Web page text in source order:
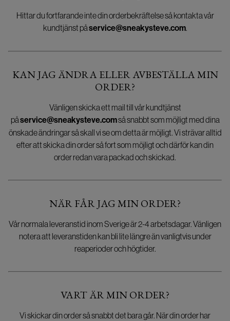
Hittar du fortfarande inte din orderbekräftelse så kontakta vår
kundtjänst påservice@sneakysteve.com.
KAN JAG ÄNDRA ELLER AVBESTÄLLA MIN
ORDER?
Vänligen skicka ett mail till vår kundtjänst
påservice@sneakysteve.comså snabbt som möjligt med dina
önskade ändringar så skall vi se om detta är möjligt. Vi strävar alltid
efter att skicka din order så fort som möjligt och därför kan din
order redan vara packad och skickad.
NÄR FÅR JAG MIN ORDER?
Vår normala leveranstid inom Sverige är 2-4 arbetsdagar. Vänligen
notera att leveranstiden kan bli lite längre än vanligtvis under
reaperioder och högtider.
VART ÄR MIN ORDER?
Vi skickar din order så snabbt det bara går. När din order har